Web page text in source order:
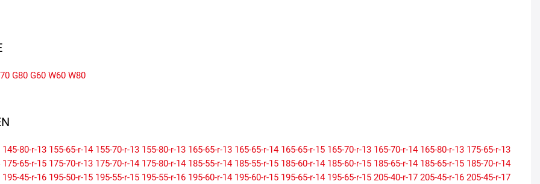
G80 G60 W60 W80
145-80-r-13 155-65-r-14 155-70-r-13 155-80-r-13 165-65-r-13 165-65-r-14 165-65-r-15 165-70-r-13 165-70-r-14 165-80-r-13 175-65-r-13
175-65-r-15 175-70-r-13 175-70-r-14 175-80-r-14 185-55-r-14 185-55-r-15 185-60-r-14 185-60-r-15 185-65-r-14 185-65-r-15 185-70-r-14
195-45-r-16 195-50-r-15 195-55-r-15 195-55-r-16 195-60-r-14 195-60-r-15 195-65-r-14 195-65-r-15 205-40-r-17 205-45-r-16 205-45-r-17